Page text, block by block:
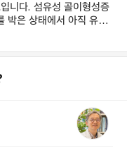
이형성증
박은 상태에서 아직 유의